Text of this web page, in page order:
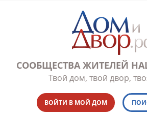
СООБЩЕСТВА ЖИТЕЛЕЙ
Твой дом, твой двор,
ВОЙТИ В МОЙ ДОМ